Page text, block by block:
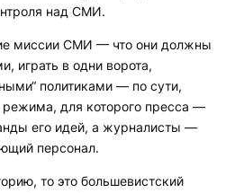
над СМИ.
миссии СМИ — что они должны
играть в одни ворота,
политиками — по сути,
для которого пресса —
его идей, а журналисты —
персонал.
то это большевистский